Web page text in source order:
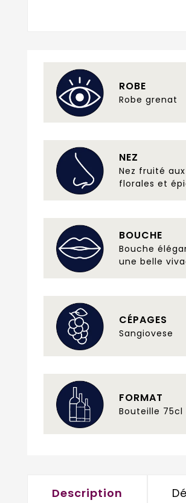
ROBE
Robe grenat
NEZ
Nez fruité
florales et
BOUCHE
Bouche
une belle
CÉPAGES
Sangiovese
FORMAT
Bouteille 75cl
Description